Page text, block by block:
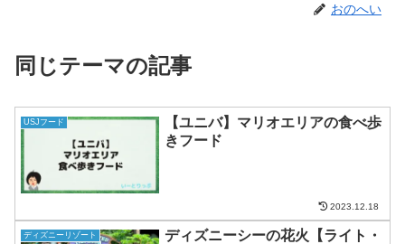
おのへい
同じテーマの記事
USJフード
【ユニバ】マリオエリアの食べ歩
きフード
2023.12.18
ディズニーリゾート
ディズニーシーの花火【ライト・